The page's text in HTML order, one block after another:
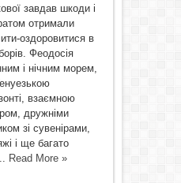
завдав шкоди і
отримали
оздоровитися в
Феодосія
і нічним морем,
взаємною
дружніми
зі сувенірами,
і ще багато
Read More »